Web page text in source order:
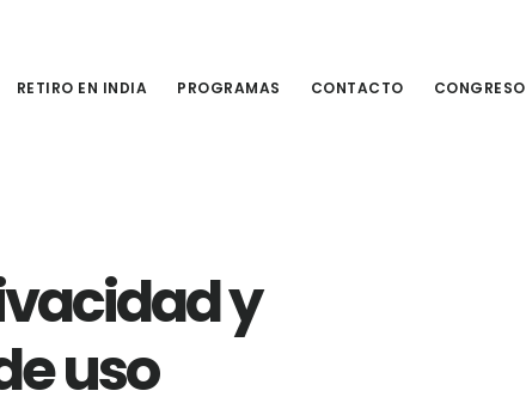
RETIRO EN INDIA PROGRAMAS CONTACTO CONGRESO
y
uso